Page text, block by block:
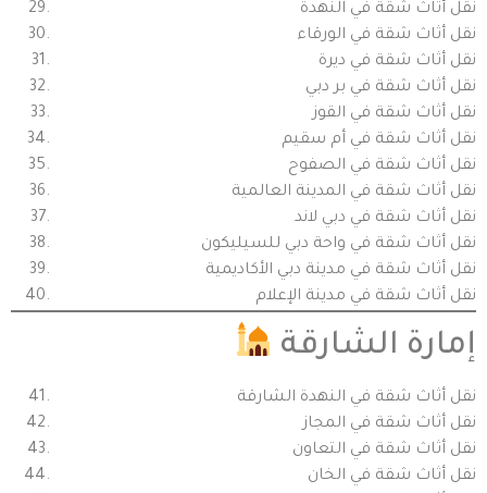
نقل أثاث شقة في النهدة
نقل أثاث شقة في الورقاء
نقل أثاث شقة في ديرة
نقل أثاث شقة في بر دبي
نقل أثاث شقة في القوز
نقل أثاث شقة في أم سقيم
نقل أثاث شقة في الصفوح
نقل أثاث شقة في المدينة العالمية
نقل أثاث شقة في دبي لاند
نقل أثاث شقة في واحة دبي للسيليكون
نقل أثاث شقة في مدينة دبي الأكاديمية
نقل أثاث شقة في مدينة الإعلام
إمارة الشارقة
نقل أثاث شقة في النهدة الشارقة
نقل أثاث شقة في المجاز
نقل أثاث شقة في التعاون
نقل أثاث شقة في الخان